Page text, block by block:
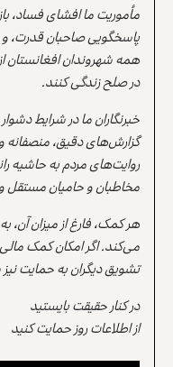
مأموریت ما افشای فساد،
پاسخگویی صاحبان قدرت،
همه شهروندان افغانستان
در صلح زندگی کنند.
خبرنگاران ما در شرایط
گزارش‌های دقیق، منصفانه
روایت‌های مردم به حاشیه
مخاطبان و حامیان مستقل
هر کمک، فارغ از میزان آن،
می‌کند. اگر امکان کمک
تشویق دیگران به حمایت
در کنار حقیقت بایستید
از اطلاعات روز حمایت کنید